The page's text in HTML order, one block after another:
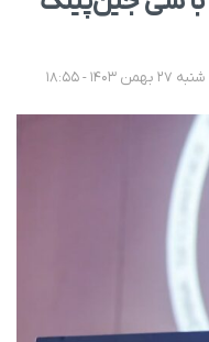
شنبه 27 بهمن 1403 - 18:55